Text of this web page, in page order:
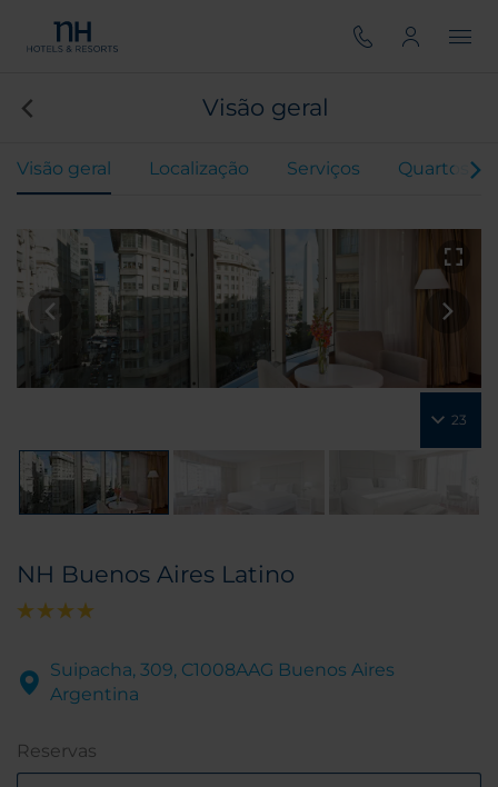
Visão geral
Visão geral Localização Serviços Quartos
23
NH Buenos Aires Latino
Suipacha, 309, C1008AAG Buenos Aires
Argentina
Reservas